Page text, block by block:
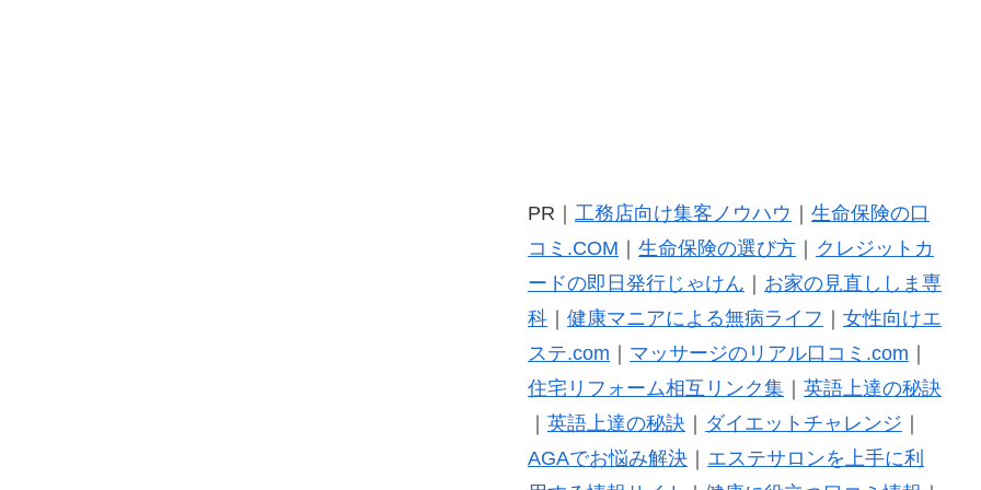
PR｜ 工務店向け集客ノウハウ ｜ 生命保険の口
コミ.COM ｜ 生命保険の選び方｜ クレジットカ
ードの即日発行じゃけん ｜ お家の見直ししま専
科｜ 健康マニアによる無病ライフ ｜ 女性向けエ
ステ.com ｜ マッサージのリアル口コミ.com ｜
住宅リフォーム相互リンク集｜ 英語上達の秘訣
｜ 英語上達の秘訣 ｜ ダイエットチャレンジ ｜
AGAでお悩み解決｜ エステサロンを上手に利